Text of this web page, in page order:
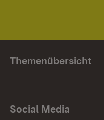
Themenübersicht
Social Media